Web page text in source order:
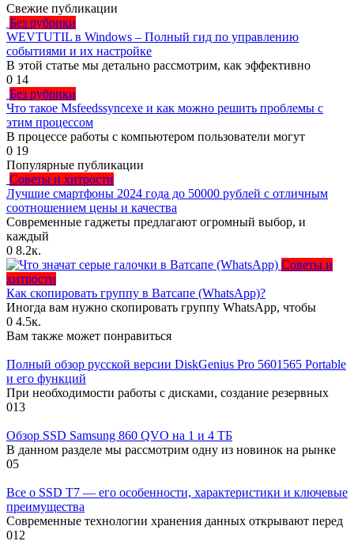
Свежие публикации
Без рубрики
WEVTUTIL в Windows – Полный гид по управлению
событиями и их настройке
В этой статье мы детально рассмотрим, как эффективно
0 14
Без рубрики
Что такое Msfeedssyncexe и как можно решить проблемы с
этим процессом
В процессе работы с компьютером пользователи могут
0 19
Популярные публикации
Советы и хитрости
Лучшие смартфоны 2024 года до 50000 рублей с отличным
соотношением цены и качества
Современные гаджеты предлагают огромный выбор, и
каждый
0 8.2к.
Советы и
хитрости
Как скопировать группу в Ватсапе (WhatsApp)?
Иногда вам нужно скопировать группу WhatsApp, чтобы
0 4.5к.
Вам также может понравиться
Полный обзор русской версии DiskGenius Pro 5601565 Portable
и его функций
При необходимости работы с дисками, создание резервных
013
Обзор SSD Samsung 860 QVO на 1 и 4 ТБ
В данном разделе мы рассмотрим одну из новинок на рынке
05
Все о SSD T7 — его особенности, характеристики и ключевые
преимущества
Современные технологии хранения данных открывают перед
012